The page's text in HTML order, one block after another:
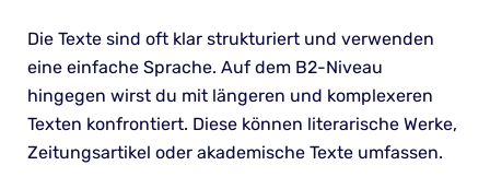
Die Texte sind oft klar strukturiert und verwenden
eine einfache Sprache. Auf dem B2-Niveau
hingegen wirst du mit längeren und komplexeren
Texten konfrontiert. Diese können literarische Werke,
Zeitungsartikel oder akademische Texte umfassen.